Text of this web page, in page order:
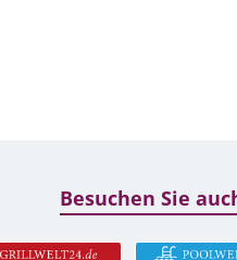
Besuchen Sie